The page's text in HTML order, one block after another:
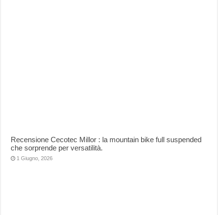
Recensione Cecotec Millor : la mountain bike full suspended
che sorprende per versatilità.
1 Giugno, 2026